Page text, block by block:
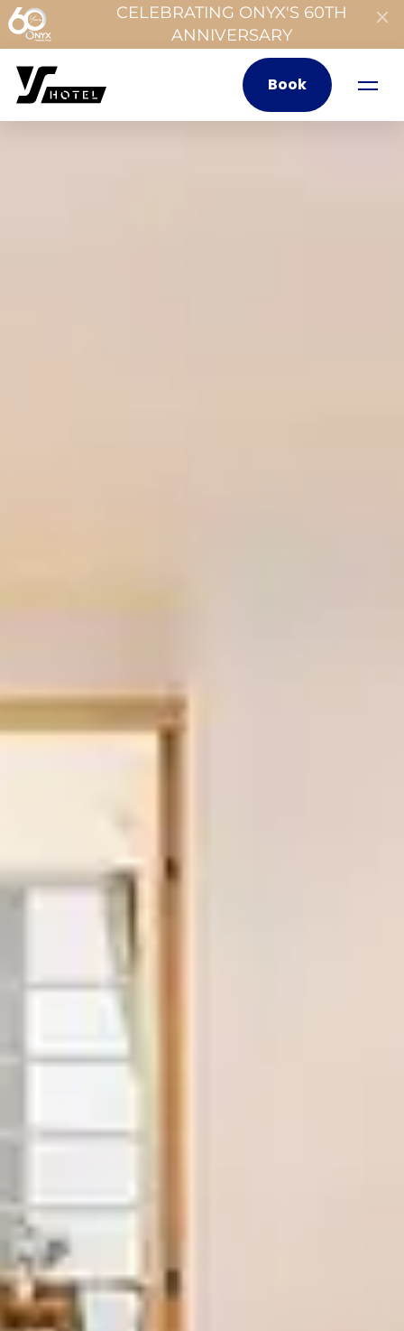
CELEBRATING ONYX'S 60TH
ANNIVERSARY
Book